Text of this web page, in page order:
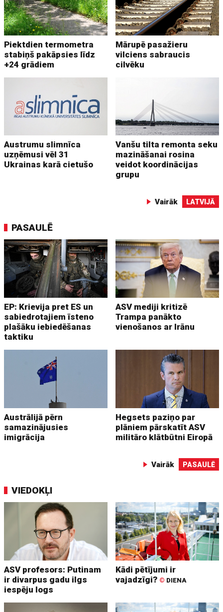
Piektdien termometra
stabiņš pakāpsies līdz
+24 grādiem
Mārupē pasažieru
vilciens sabraucis
cilvēku
Austrumu slimnīca
uzņēmusi vēl 31
Ukrainas karā cietušo
Vanšu tilta remonta seku
mazināšanai rosina
veidot koordinācijas
grupu
Vairāk LATVIJĀ
PASAULĒ
EP: Krievija pret ES un
sabiedrotajiem īsteno
plašāku iebiedēšanas
taktiku
ASV mediji kritizē
Trampa panākto
vienošanos ar Irānu
Austrālijā pērn
samazinājusies
imigrācija
Hegsets paziņo par
plāniem pārskatīt ASV
militāro klātbūtni Eiropā
Vairāk PASAULĒ
VIEDOKĻI
ASV profesors: Putinam
ir divarpus gadu ilgs
iespēju logs
Kādi pētījumi ir
vajadzīgi? © DIENA